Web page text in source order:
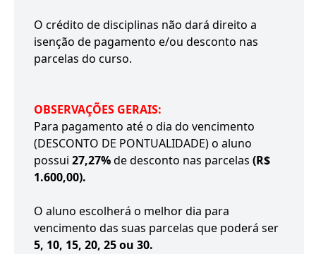
O crédito de disciplinas não dará direito a
isenção de pagamento e/ou desconto nas
parcelas do curso.
OBSERVAÇÕES GERAIS:
Para pagamento até o dia do vencimento
(DESCONTO DE PONTUALIDADE) o aluno
possui 27,27%de desconto nas parcelas (R$
1.600,00).
O aluno escolherá o melhor dia para
vencimento das suas parcelas que poderá ser
5, 10, 15, 20, 25 ou 30.